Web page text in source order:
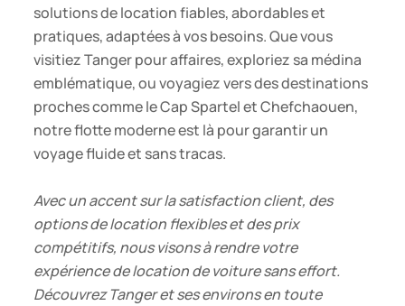
solutions de location fiables, abordables et
pratiques, adaptées à vos besoins. Que vous
visitiez Tanger pour affaires, exploriez sa médina
emblématique, ou voyagiez vers des destinations
proches comme le Cap Spartel et Chefchaouen,
notre flotte moderne est là pour garantir un
voyage fluide et sans tracas.
Avec un accent sur la satisfaction client, des
options de location flexibles et des prix
compétitifs, nous visons à rendre votre
expérience de location de voiture sans effort.
Découvrez Tanger et ses environs en toute